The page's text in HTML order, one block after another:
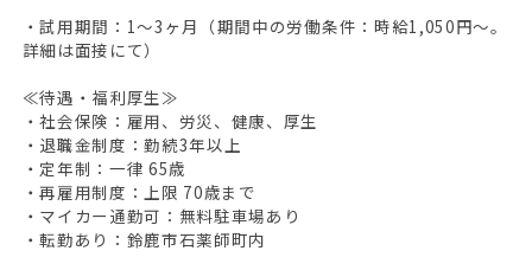
最近見た求人
お問い合わせ
掲載希望の方へ
・試用期間：1～3ヶ月（期間中の労働条件：時給1,050円～。
詳細は面接にて）
≪待遇・福利厚生≫
・社会保険：雇用、労災、健康、厚生
・退職金制度：勤続3年以上
・定年制：一律 65歳
・再雇用制度：上限 70歳まで
・マイカー通勤可：無料駐車場あり
・転勤あり：鈴鹿市石薬師町内